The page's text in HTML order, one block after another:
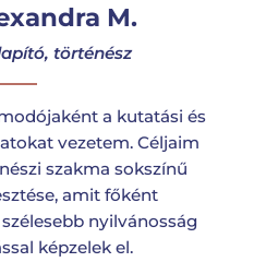
M.
történész
a kutatási és
vezetem. Céljaim
szakma sokszínű
amit főként
nyilvánosság
képzelek el.